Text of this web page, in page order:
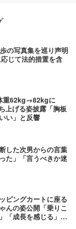
の写真集を巡り声明
じて法的措置を含
重62kg→82kgに
上げる姿披露「胸板
い」と反響
した次男からの言葉
た」「言うべきか迷
ピングカートに座る
んの姿公開「乗りこ
「成長を感じる」の